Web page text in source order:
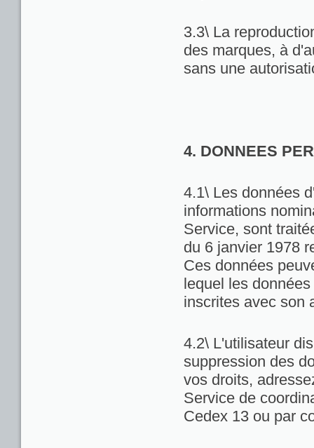
3.3\ La
des marques, à
sans une
4. DONNEES
4.1\ Les données
informations
Service, sont
du 6 janvier 1978
Ces données
lequel les
inscrites avec son
4.2\ L'utilisateur
suppression des
vos droits,
Service de
Cedex 13 ou par